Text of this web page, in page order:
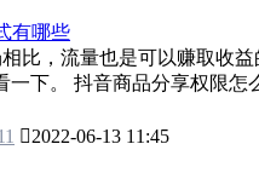
有哪些
比，流量也是可以赚取收
下。 抖音商品分享权限怎
2022-06-13 11:45